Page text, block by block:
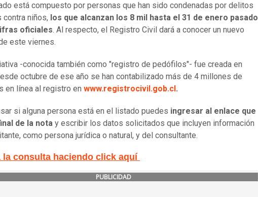
está compuesto por personas que han sido condenadas por delitos
contra niños, los que alcanzan los 8 mil hasta el 31 de enero pasado
oficiales. Al respecto, el Registro Civil dará a conocer un nuevo
este viernes.
-conocida también como "registro de pedófilos"- fue creada en
octubre de ese año se han contabilizado más de 4 millones de
en línea al registro en www.registrocivil.gob.cl .
si alguna persona está en el listado puedes ingresar al enlace que
de la nota y escribir los datos solicitados que incluyen información
como persona jurídica o natural, y del consultante.
la consulta haciendo click aquí
PUBLICIDAD